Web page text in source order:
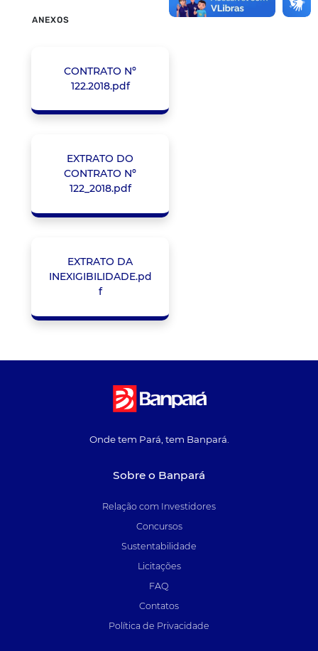
ANEXOS
CONTRATO Nº
122.2018.pdf
EXTRATO DO
CONTRATO Nº
122_2018.pdf
EXTRATO DA
INEXIGIBILIDADE.pd
f
Onde tem Pará, tem Banpará.
Sobre o Banpará
Relação com Investidores
Concursos
Sustentabilidade
Licitações
FAQ
Contatos
Política de Privacidade